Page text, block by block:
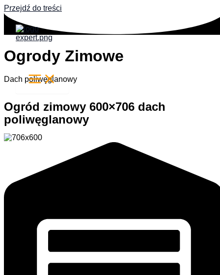
Przejdź do treści
Ogrody Zimowe
Dach poliwęglanowy
Ogród zimowy 600×706 dach
poliwęglanowy